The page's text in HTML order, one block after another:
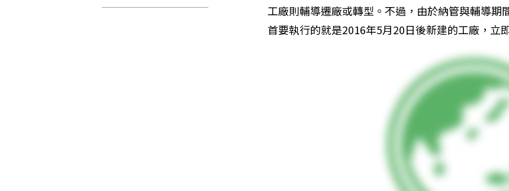
工廠則輔導遷廠或轉型。不過，由於納管與輔導期
首要執行的就是2016年5月20日後新建的工廠，立